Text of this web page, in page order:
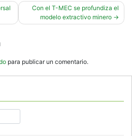
Con el T-MEC se profundiza el
modelo extractivo minero
para publicar un comentario.